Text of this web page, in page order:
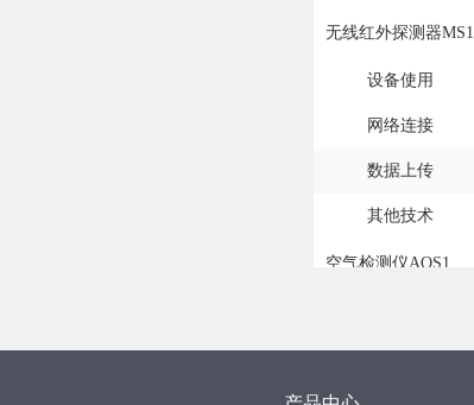
无线红外探测器MS1
设备使用
网络连接
数据上传
其他技术
空气检测仪AQS1
网络连接